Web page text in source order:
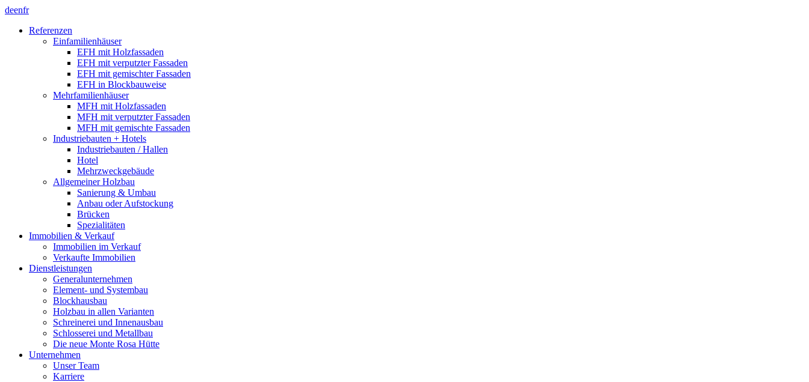
deenfr
Referenzen
Einfamilienhäuser
EFH mit Holzfassaden
EFH mit verputzter Fassaden
EFH mit gemischter Fassaden
EFH in Blockbauweise
Mehrfamilienhäuser
MFH mit Holzfassaden
MFH mit verputzter Fassaden
MFH mit gemischte Fassaden
Industriebauten + Hotels
Industriebauten / Hallen
Hotel
Mehrzweckgebäude
Allgemeiner Holzbau
Sanierung & Umbau
Anbau oder Aufstockung
Brücken
Spezialitäten
Immobilien & Verkauf
Immobilien im Verkauf
Verkaufte Immobilien
Dienstleistungen
Generalunternehmen
Element- und Systembau
Blockhausbau
Holzbau in allen Varianten
Schreinerei und Innenausbau
Schlosserei und Metallbau
Die neue Monte Rosa Hütte
Unternehmen
Unser Team
Karriere